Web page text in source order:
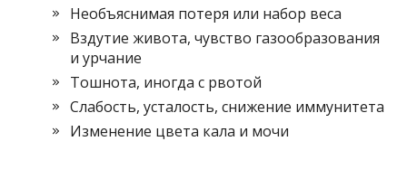
Необъяснимая потеря или набор веса
Вздутие живота, чувство газообразования
и урчание
Тошнота, иногда с рвотой
Слабость, усталость, снижение иммунитета
Изменение цвета кала и мочи